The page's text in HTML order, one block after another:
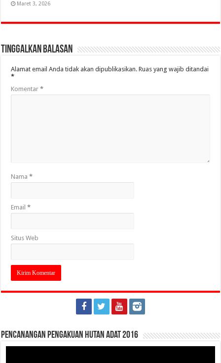
Maret 3, 2026
Tinggalkan Balasan
Alamat email Anda tidak akan dipublikasikan. Ruas yang wajib ditandai
*
Komentar*
Nama*
Email*
Situs Web
Pencanangan Pengakuan Hutan Adat 2016